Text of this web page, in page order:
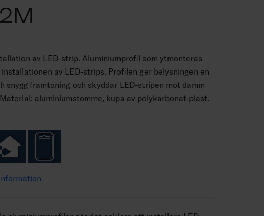
av LED-strip. Aluminiumprofil som ytmonteras
av LED-strips. Profilen ger belysningen en
snygg framtoning och skyddar LED-stripen mot damm
aluminiumstomme, kupa av polykarbonat-plast.